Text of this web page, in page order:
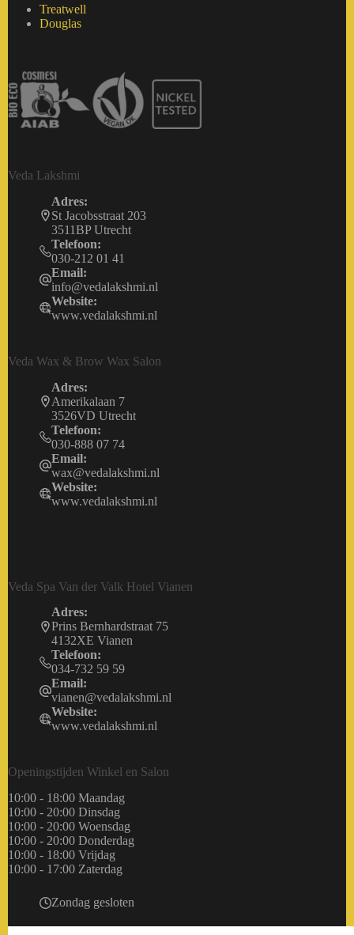
Treatwell
Douglas
Veda Lakshmi
Adres:
St Jacobsstraat 203
3511BP Utrecht
Telefoon:
030-212 01 41
Email:
info@vedalakshmi.nl
Website:
www.vedalakshmi.nl
Veda Wax & Brow Wax Salon
Adres:
Amerikalaan 7
3526VD Utrecht
Telefoon:
030-888 07 74
Email:
wax@vedalakshmi.nl
Website:
www.vedalakshmi.nl
Veda Spa Van der Valk Hotel Vianen
Adres:
Prins Bernhardstraat 75
4132XE Vianen
Telefoon:
034-732 59 59
Email:
vianen@vedalakshmi.nl
Website:
www.vedalakshmi.nl
Openingstijden Winkel en Salon
10:00 - 18:00 Maandag
10:00 - 20:00 Dinsdag
10:00 - 20:00 Woensdag
10:00 - 20:00 Donderdag
10:00 - 18:00 Vrijdag
10:00 - 17:00 Zaterdag
Zondag gesloten